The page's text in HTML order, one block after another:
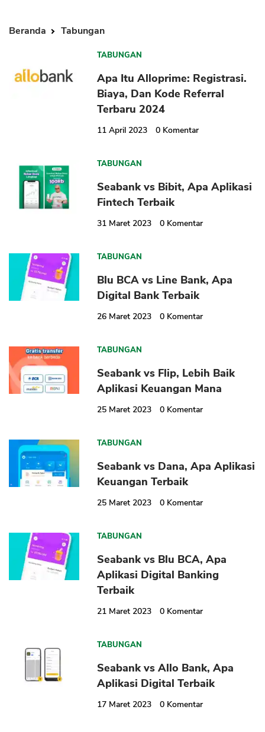
Beranda Tabungan
TABUNGAN
Apa Itu Alloprime: Registrasi.
Biaya, Dan Kode Referral
Terbaru 2024
11 April 2023 0 Komentar
TABUNGAN
Seabank vs Bibit, Apa Aplikasi
Fintech Terbaik
31 Maret 2023 0 Komentar
TABUNGAN
Blu BCA vs Line Bank, Apa
Digital Bank Terbaik
26 Maret 2023 0 Komentar
TABUNGAN
Seabank vs Flip, Lebih Baik
Aplikasi Keuangan Mana
25 Maret 2023 0 Komentar
TABUNGAN
Seabank vs Dana, Apa Aplikasi
Keuangan Terbaik
25 Maret 2023 0 Komentar
TABUNGAN
Seabank vs Blu BCA, Apa
Aplikasi Digital Banking
Terbaik
21 Maret 2023 0 Komentar
TABUNGAN
Seabank vs Allo Bank, Apa
Aplikasi Digital Terbaik
17 Maret 2023 0 Komentar
CANCEL